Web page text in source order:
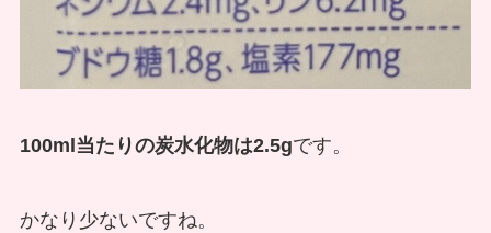
100ml当たりの炭水化物は2.5gです。
かなり少ないですね。